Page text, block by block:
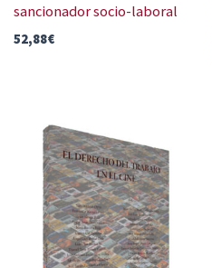
sancionador socio-laboral
52,88€